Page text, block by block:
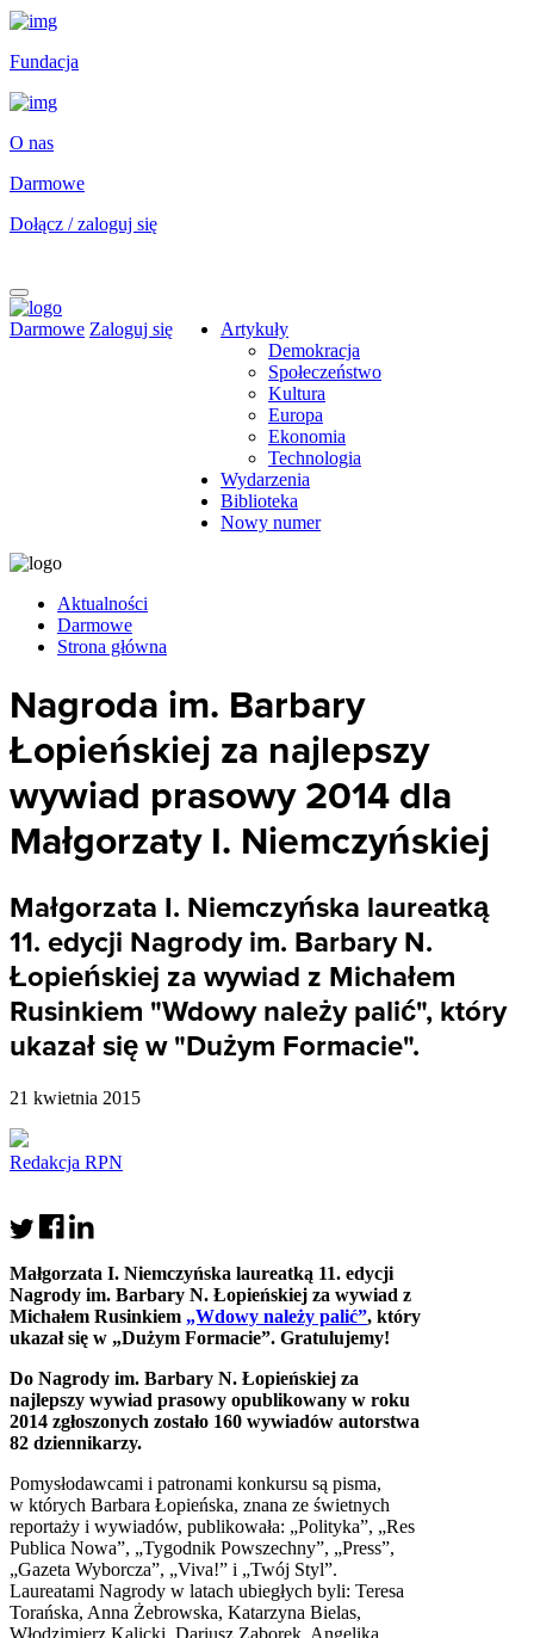
Fundacja
O nas
Darmowe
Dołącz / zaloguj się
Darmowe Zaloguj się
Artykuły
Demokracja
Społeczeństwo
Kultura
Europa
Ekonomia
Technologia
Wydarzenia
Biblioteka
Nowy numer
Aktualności
Darmowe
Strona główna
Nagroda im. Barbary
Łopieńskiej za najlepszy
wywiad prasowy 2014 dla
Małgorzaty I. Niemczyńskiej
Małgorzata I. Niemczyńska laureatką
11. edycji Nagrody im. Barbary N.
Łopieńskiej za wywiad z Michałem
Rusinkiem "Wdowy należy palić", który
ukazał się w "Dużym Formacie".
21 kwietnia 2015
Redakcja RPN
Małgorzata I. Niemczyńska laureatką 11. edycji
Nagrody im. Barbary N. Łopieńskiej za wywiad z
Michałem Rusinkiem „Wdowy należy palić”, który
ukazał się w „Dużym Formacie”. Gratulujemy!
Do Nagrody im. Barbary N. Łopieńskiej za
najlepszy wywiad prasowy opublikowany w roku
2014 zgłoszonych zostało 160 wywiadów autorstwa
82 dziennikarzy.
Pomysłodawcami i patronami konkursu są pisma,
w których Barbara Łopieńska, znana ze świetnych
reportaży i wywiadów, publikowała: „Polityka”, „Res
Publica Nowa”, „Tygodnik Powszechny”, „Press”,
„Gazeta Wyborcza”, „Viva!” i „Twój Styl”.
Laureatami Nagrody w latach ubiegłych byli: Teresa
Torańska, Anna Żebrowska, Katarzyna Bielas,
Włodzimierz Kalicki, Dariusz Zaborek, Angelika